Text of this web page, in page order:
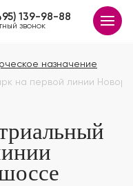
139-98-88
звонок
назначение
на первой линии